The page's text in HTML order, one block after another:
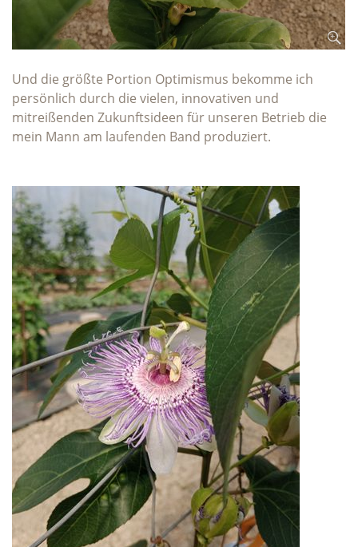
Und die größte Portion Optimismus bekomme ich
persönlich durch die vielen, innovativen und
mitreißenden Zukunftsideen für unseren Betrieb die
mein Mann am laufenden Band produziert.